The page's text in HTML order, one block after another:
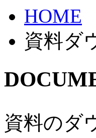
HOME
資料ダ
資料のダ